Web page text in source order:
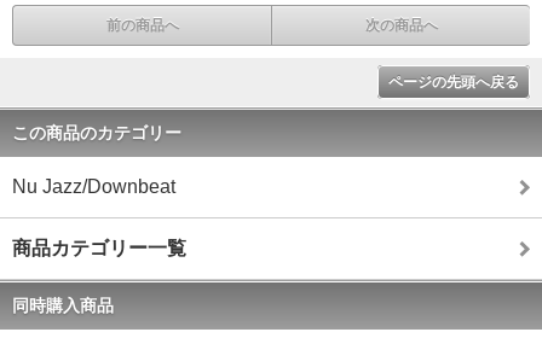
前の商品へ 次の商品へ
ページの先頭へ戻る
この商品のカテゴリー
Nu Jazz/Downbeat
商品カテゴリー一覧
同時購入商品